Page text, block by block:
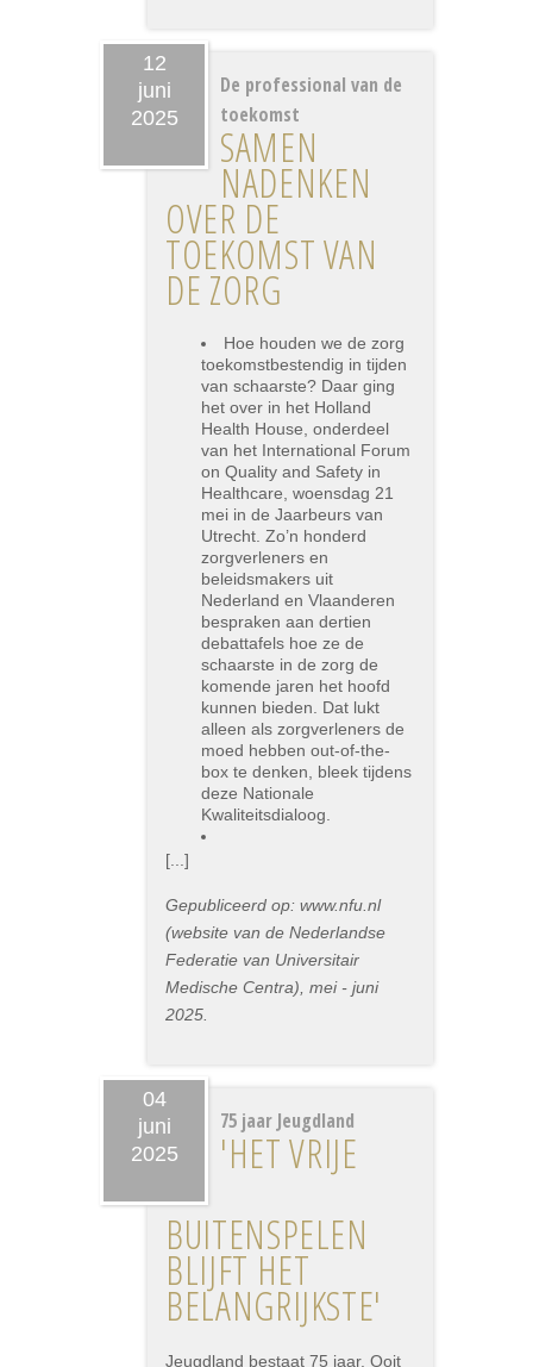
12
juni
2025
De professional van de
toekomst
SAMEN
NADENKEN
OVER DE
TOEKOMST VAN
DE ZORG
Hoe houden we de zorg
toekomstbestendig in tijden
van schaarste? Daar ging
het over in het Holland
Health House, onderdeel
van het International Forum
on Quality and Safety in
Healthcare, woensdag 21
mei in de Jaarbeurs van
Utrecht. Zo’n honderd
zorgverleners en
beleidsmakers uit
Nederland en Vlaanderen
bespraken aan dertien
debattafels hoe ze de
schaarste in de zorg de
komende jaren het hoofd
kunnen bieden. Dat lukt
alleen als zorgverleners de
moed hebben out-of-the-
box te denken, bleek tijdens
deze Nationale
Kwaliteitsdialoog.
[...]
Gepubliceerd op: www.nfu.nl
(website van de Nederlandse
Federatie van Universitair
Medische Centra), mei - juni
2025.
04
juni
2025
75 jaar Jeugdland
'HET VRIJE
BUITENSPELEN
BLIJFT HET
BELANGRIJKSTE'
Jeugdland bestaat 75 jaar. Ooit